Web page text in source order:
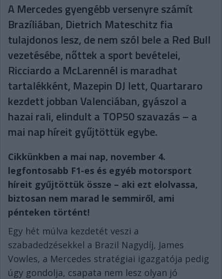
A Mercedes gyengébb versenyre számít
Brazíliában, Dietrich Mateschitz fia
tulajdonos lesz, de nem szól bele a Red Bull
vezetésébe, nőttek a sport bevételei,
Ricciardo a McLarennél is maradhat
tartalékként, Mazepin DJ lett, Quartararo
kezdett jobban Valenciában, gyászol a
hazai rali, elindult a TOP50 szavazás – a
mai nap híreit gyűjtöttük egybe.
Cikkünkben a mai nap, november 4.
legfontosabb F1-es és egyéb motorsport
híreit gyűjtöttük össze – aki ezt elolvassa,
biztosan nem marad le semmiről, ami
pénteken történt!
Egy hét múlva kezdetét veszi a
szabadedzésekkel a Brazil Nagydíj, James
Vowles, a Mercedes stratégiai igazgatója pedig
úgy gondolja, csapata nem lesz olyan jó